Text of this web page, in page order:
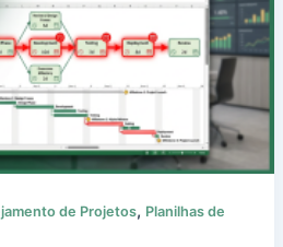
de Projetos, Planilhas de